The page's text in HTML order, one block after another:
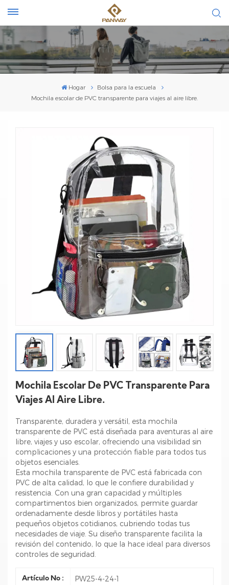
Hogar
Bolsa para la escuela
Mochila escolar de PVC transparente para viajes al aire libre.
Mochila Escolar De PVC Transparente Para
Viajes Al Aire Libre.
Transparente, duradera y versátil, esta mochila
transparente de PVC está diseñada para aventuras al aire
libre, viajes y uso escolar, ofreciendo una visibilidad sin
complicaciones y una protección fiable para todos tus
objetos esenciales.
Esta mochila transparente de PVC está fabricada con
PVC de alta calidad, lo que le confiere durabilidad y
resistencia. Con una gran capacidad y múltiples
compartimentos bien organizados, permite guardar
ordenadamente desde libros y portátiles hasta
pequeños objetos cotidianos, cubriendo todas tus
necesidades de viaje. Su diseño transparente facilita la
revisión del contenido, lo que la hace ideal para diversos
controles de seguridad.
Artículo No : PW25-4-24-1